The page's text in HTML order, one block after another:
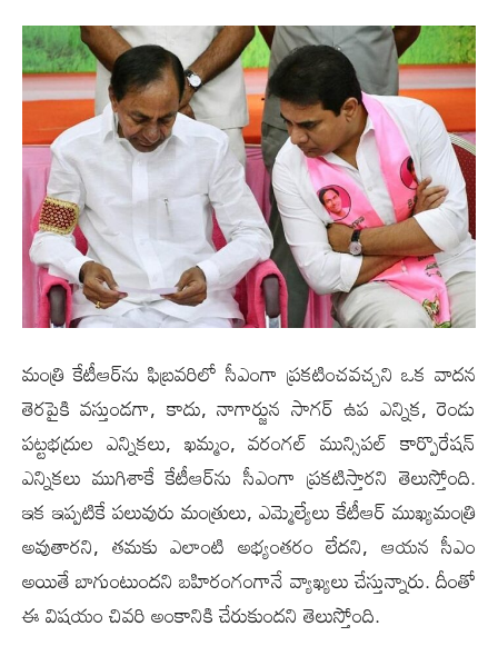
మంత్రి కేటీఆర్‌ను ఫిబ్ర‌వ‌రిలో సీఎంగా ప్ర‌క‌టించ‌వ‌చ్చ‌ని ఒక వాద‌న
తెర‌పైకి వ‌స్తుండ‌గా, కాదు, నాగార్జున సాగ‌ర్ ఉప ఎన్నిక‌, రెండు
ప‌ట్ట‌భ‌ద్రుల ఎన్నిక‌లు, ఖ‌మ్మం, వ‌రంగ‌ల్ మున్సిప‌ల్ కార్పొరేష‌న్
ఎన్నిక‌లు ముగిశాకే కేటీఆర్‌ను సీఎంగా ప్ర‌క‌టిస్తార‌ని తెలుస్తోంది.
ఇక ఇప్ప‌టికే ప‌లువురు మంత్రులు, ఎమ్మెల్యేలు కేటీఆర్ ముఖ్య‌మంత్రి
అవుతార‌ని, త‌మ‌కు ఎలాంటి అభ్యంత‌రం లేద‌ని, ఆయ‌న సీఎం
అయితే బాగుంటుంద‌ని బ‌హిరంగంగానే వ్యాఖ్య‌లు చేస్తున్నారు. దీంతో
ఈ విష‌యం చివ‌రి అంకానికి చేరుకుంద‌ని తెలుస్తోంది.